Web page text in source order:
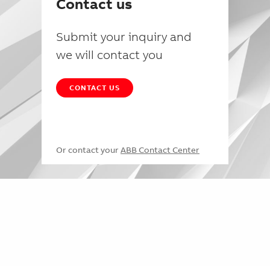
Contact us
Submit your inquiry and
we will contact you
CONTACT US
Or contact your ABB Contact Center